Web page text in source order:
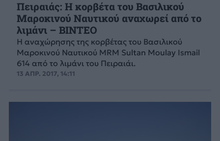
Πειραιάς: Η κορβέτα του Βασιλικού
Μαροκινού Ναυτικού αναχωρεί από το
λιμάνι – ΒΙΝΤΕΟ
Η αναχώρησης της κορβέτας του Βασιλικού
Μαροκινού Ναυτικού MRM Sultan Moulay Ismail
614 από το λιμάνι του Πειραιάι.
13 ΑΠΡ. 2017, 14:11